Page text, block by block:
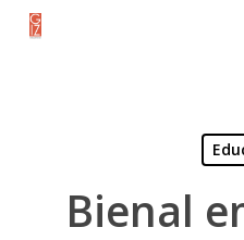
Skip
Bienal